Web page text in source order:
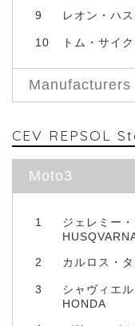
9 レオン・ハ
10 トム・サイ
Manufacturers
CEV REPSOL
Moto3
1
ジェレミー
2 カルロス・
3
シャヴィエ
HONDA